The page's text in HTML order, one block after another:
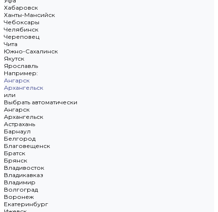
Хабаровск
Ханты-Мансийск
Чебоксары
Челябинск
Череповец
Чита
Южно-Сахалинск
Якутск
Ярославль
Например:
Ангарск
Архангельск
или
Выбрать автоматически
Ангарск
Архангельск
Астрахань
Барнаул
Белгород
Благовещенск
Братск
Брянск
Владивосток
Владикавказ
Владимир
Волгоград
Воронеж
Екатеринбург